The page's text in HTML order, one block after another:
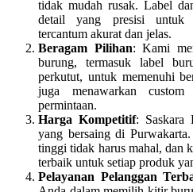
tidak mudah rusak. Label
detail yang presisi untuk
tercantum akurat dan jelas.
Beragam Pilihan: Kami
burung, termasuk label
perkutut, untuk memenuhi
juga menawarkan
permintaan.
Harga Kompetitif: Saskara
yang bersaing di
tinggi tidak harus mahal, dan
terbaik untuk setiap produk
Pelayanan Pelanggan